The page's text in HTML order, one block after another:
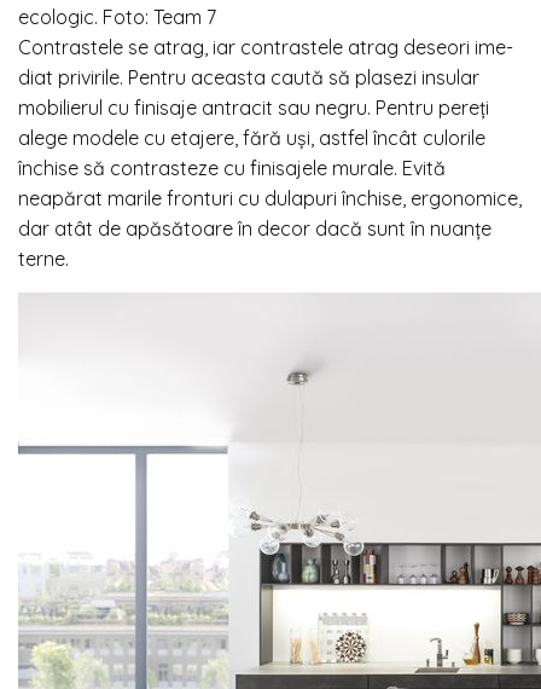
ecologic. Foto: Team 7
Contrastele se atrag, iar contrastele atrag deseori ime-
diat privirile. Pentru aceasta caută să plasezi insular
mobilierul cu finisaje antracit sau negru. Pentru pereți
alege modele cu etajere, fără uși, astfel încât culorile
închise să contrasteze cu finisajele murale. Evită
neapărat marile fronturi cu dulapuri închise, ergonomice,
dar atât de apăsătoare în decor dacă sunt în nuanțe
terne.